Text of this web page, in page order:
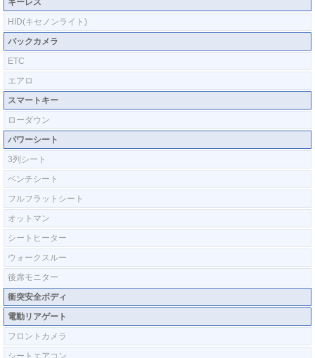
キーレス
HID(キセノンライト)
バックカメラ
ETC
エアロ
スマートキー
ローダウン
パワーシート
3列シート
ベンチシート
フルフラットシート
オットマン
シートヒーター
ウォークスルー
後席モニター
衝突安全ボディ
電動リアゲート
フロントカメラ